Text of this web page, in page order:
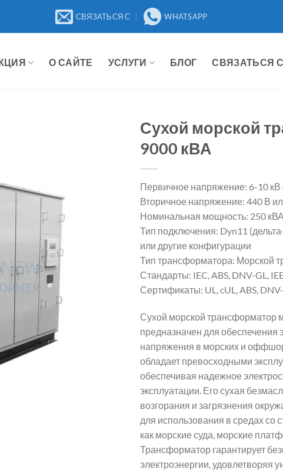
СВЯЗАТЬСЯ С WHATSAPP
О САЙТЕ УСЛУГИ БЛОГ СВЯЗАТЬСЯ С
Сухой морской
9000 кВА
Первичное напряжение: 6-10 кВ
Вторичное напряжение: 440 В
Номинальная мощность: 250
Тип подключения: Dyn11
или другие конфигурации
Тип трансформатора: Морской
Стандарты: IEC, ABS, DNV-GL,
Сертификаты: UL, cUL, ABS,
Сухой морской трансформатор
предназначен для обеспечения
напряжения в морских и
обладает превосходными
обеспечивая надежное
эксплуатации. Его сухая
возгорания и загрязнения
для использования в средах со
как морские суда, морские
Трансформатор гарантирует
электроэнергии, удовлетворяя